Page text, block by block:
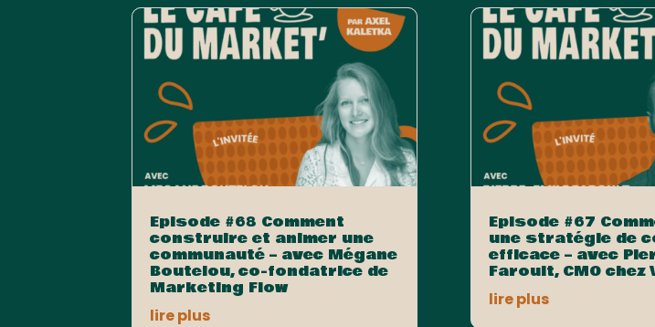
Episode #68 Comment
construire et animer une
communauté – avec Mégane
Boutelou, co-fondatrice de
Marketing Flow
lire plus
Episode #67
une stratégie de
efficace – avec
Faroult, CMO chez
lire plus